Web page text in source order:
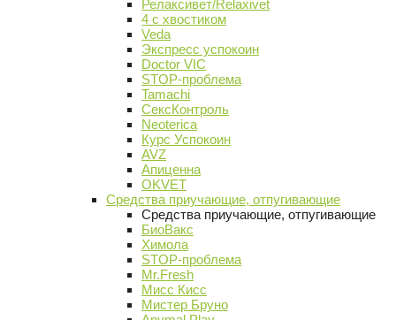
Релаксивет/Relaxivet
4 с хвостиком
Veda
Экспресс успокоин
Doctor VIC
STOP-проблема
Tamachi
СексКонтроль
Neoterica
Курс Успокоин
AVZ
Апиценна
OKVET
Средства приучающие, отпугивающие
Средства приучающие, отпугивающие
БиоВакс
Химола
STOP-проблема
Mr.Fresh
Мисс Кисс
Мистер Бруно